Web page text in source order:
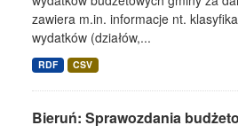
zawiera m.in. informacje nt.
wydatków (działów,...
RDF CSV
Bieruń: Sprawozdania